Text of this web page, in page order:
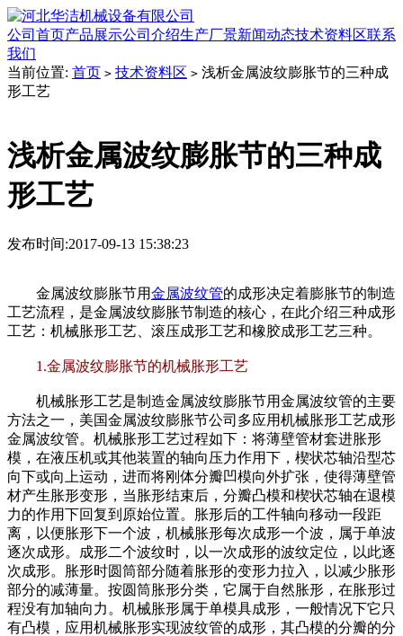
公司首页产品展示公司介绍生产厂景新闻动态技术资料区联系
我们
当前位置: 首页 > 技术资料区 > 浅析金属波纹膨胀节的三种成
形工艺
浅析金属波纹膨胀节的三种成
形工艺
发布时间:2017-09-13 15:38:23
金属波纹膨胀节用金属波纹管的成形决定着膨胀节的制造
工艺流程，是金属波纹膨胀节制造的核心，在此介绍三种成形
工艺：机械胀形工艺、滚压成形工艺和橡胶成形工艺三种。
1.金属波纹膨胀节的机械胀形工艺
机械胀形工艺是制造金属波纹膨胀节用金属波纹管的主要
方法之一，美国金属波纹膨胀节公司多应用机械胀形工艺成形
金属波纹管。机械胀形工艺过程如下：将薄壁管材套进胀形
模，在液压机或其他装置的轴向压力作用下，楔状芯轴沿型芯
向下或向上运动，进而将刚体分瓣凹模向外扩张，使得薄壁管
材产生胀形变形，当胀形结束后，分瓣凸模和楔状芯轴在退模
力的作用下回复到原始位置。胀形后的工件轴向移动一段距
离，以便胀形下一个波，机械胀形每次成形一个波，属于单波
逐次成形。成形二个波纹时，以一次成形的波纹定位，以此逐
次成形。胀形时圆筒部分随着胀形的变形力拉入，以减少胀形
部分的减薄量。按圆筒胀形分类，它属于自然胀形，在胀形过
程没有加轴向力。机械胀形属于单模具成形，一般情况下它只
有凸模，应用机械胀形实现波纹管的成形，其凸模的分瓣的分